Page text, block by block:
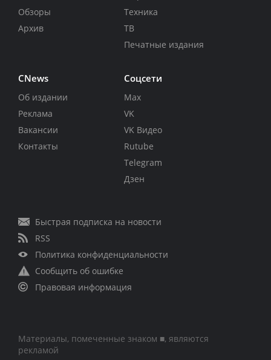
Обзоры
Архив
Техника
ТВ
Печатные издания
CNews
Об издании
Реклама
Вакансии
Контакты
Соцсети
Max
VK
VK Видео
Rutube
Telegram
Дзен
Быстрая подписка на новости
RSS
Политика конфиденциальности
Сообщить об ошибке
Правовая информация
Материалы, помеченные знаком ■, являются
рекламой